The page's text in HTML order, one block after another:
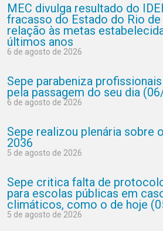
MEC divulga resultado do
fracasso do Estado do Rio
relação às metas
últimos anos
6 de agosto de 2026
Sepe parabeniza
pela passagem do seu dia
6 de agosto de 2026
Sepe realizou plenária sobre
2036
5 de agosto de 2026
Sepe critica falta de
para escolas públicas em
climáticos, como o de hoje
5 de agosto de 2026